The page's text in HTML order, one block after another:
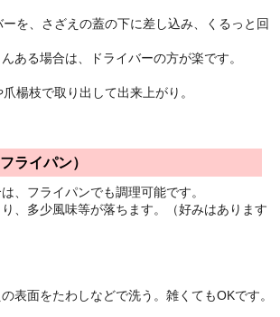
を、さざえの蓋の下に差し込み、くるっと回
る場合は、ドライバーの方が楽です。
楊枝で取り出して出来上がり。
ライパン）
、フライパンでも調理可能です。
、多少風味等が落ちます。（好みはあります
面をたわしなどで洗う。雑くてもOKです。